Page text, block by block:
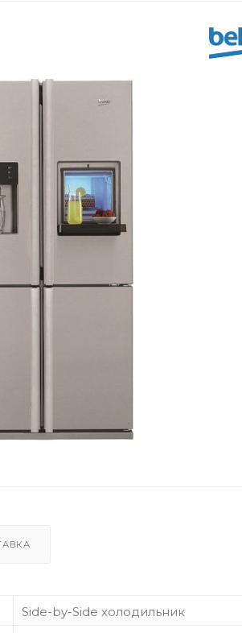
Side-by-Side холодильник